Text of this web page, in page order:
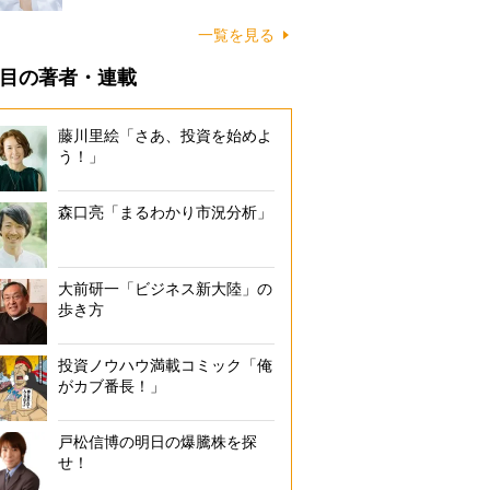
一覧を見る
の著者・連載
藤川里絵「さあ、投資を始めよ
う！」
森口亮「まるわかり市況分析」
大前研一「ビジネス新大陸」の
歩き方
投資ノウハウ満載コミック「俺
がカブ番長！」
戸松信博の明日の爆騰株を探
せ！